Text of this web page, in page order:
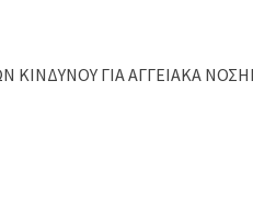
ΚΙΝΔΥΝΟΥ ΓΙΑ ΑΓΓΕΙΑΚΑ